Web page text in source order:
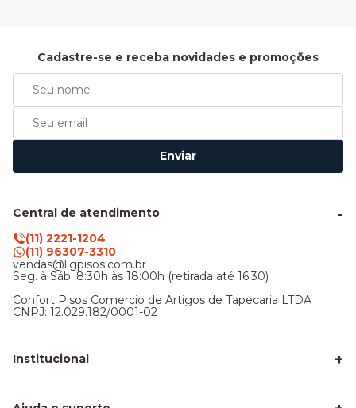
Cadastre-se e receba novidades e promoções
Enviar
Central de atendimento
(11) 2221-1204
(11) 96307-3310
vendas@ligpisos.com.br
Seg. à Sáb. 8:30h às 18:00h (retirada até 16:30)
Confort Pisos Comercio de Artigos de Tapecaria LTDA
CNPJ: 12.029.182/0001-02
Institucional +